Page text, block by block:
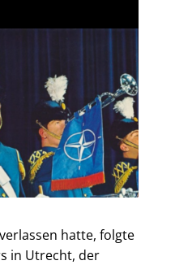
hatte, folgte
in Utrecht, der